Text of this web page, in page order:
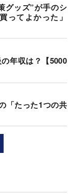
グッズ”が手のシ
ってよかった」
年収は？【5000
「たった1つの共